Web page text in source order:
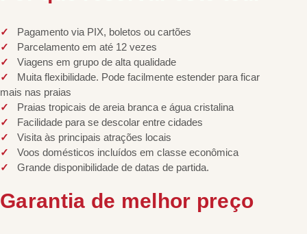
Pagamento via PIX, boletos ou cartões
Parcelamento em até 12 vezes
Viagens em grupo de alta qualidade
Muita flexibilidade. Pode facilmente estender para ficar
mais nas praias
Praias tropicais de areia branca e água cristalina
Facilidade para se descolar entre cidades
Visita às principais atrações locais
Voos domésticos incluídos em classe econômica
Grande disponibilidade de datas de partida.
Garantia de melhor preço